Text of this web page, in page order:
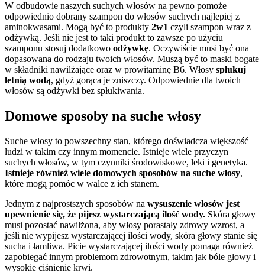
W odbudowie naszych suchych włosów na pewno pomoże
odpowiednio dobrany szampon do włosów suchych najlepiej z
aminokwasami. Mogą być to produkty 2w1 czyli szampon wraz z
odżywką. Jeśli nie jest to taki produkt to zawsze po użyciu
szamponu stosuj dodatkowo odżywkę. Oczywiście musi być ona
dopasowana do rodzaju twoich włosów. Muszą być to maski bogate
w składniki nawilżające oraz w prowitaminę B6. Włosy spłukuj
letnią wodą, gdyż gorąca je zniszczy. Odpowiednie dla twoich
włosów są odżywki bez spłukiwania.
Domowe sposoby na suche włosy
Suche włosy to powszechny stan, którego doświadcza większość
ludzi w takim czy innym momencie. Istnieje wiele przyczyn
suchych włosów, w tym czynniki środowiskowe, leki i genetyka.
Istnieje również wiele domowych sposobów na suche włosy,
które mogą pomóc w walce z ich stanem.
Jednym z najprostszych sposobów na wysuszenie włosów jest
upewnienie się, że pijesz wystarczającą ilość wody. Skóra głowy
musi pozostać nawilżona, aby włosy porastały zdrowy wzrost, a
jeśli nie wypijesz wystarczającej ilości wody, skóra głowy stanie się
sucha i łamliwa. Picie wystarczającej ilości wody pomaga również
zapobiegać innym problemom zdrowotnym, takim jak bóle głowy i
wysokie ciśnienie krwi.